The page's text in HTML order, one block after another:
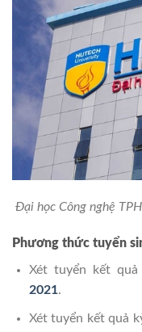
Đại học Công nghệ
Phương thức tuyển
Xét tuyển kết quả
2021.
Xét tuyển kết quả